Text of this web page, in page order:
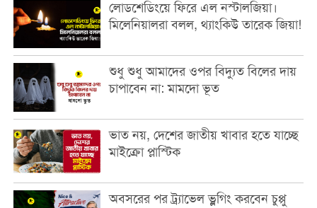
লোডশেডিংয়ে ফিরে এল নস্টালজিয়া।
মিলেনিয়ালরা বলল, থ্যাংকিউ তারেক জিয়া!
শুধু শুধু আমাদের ওপর বিদ্যুত বিলের দায়
চাপাবেন না: মামদো ভূত
ভাত নয়, দেশের জাতীয় খাবার হতে যাচ্ছে
মাইক্রো প্লাস্টিক
অবসরের পর ট্র্যাভেল ভ্লগিং করবেন চুপ্পু